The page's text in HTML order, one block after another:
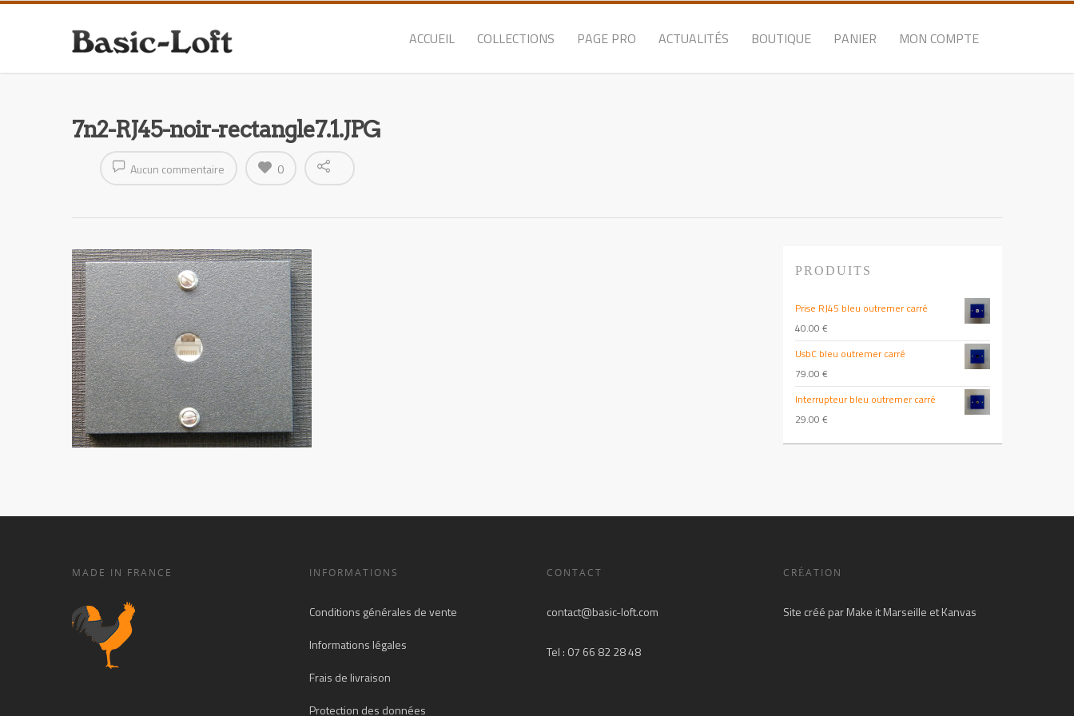
ACCUEIL COLLECTIONS PAGE PRO ACTUALITÉS BOUTIQUE PANIER MON COMPTE
7n2-RJ45-noir-rectangle7.1.JPG
Aucun commentaire 0
PRODUITS
Prise RJ45 bleu outremer carré
40.00€
UsbC bleu outremer carré
79.00€
Interrupteur bleu outremer carré
29.00€
MADE IN FRANCE INFORMATIONS
Conditions générales de vente
Informations légales
Frais de livraison
Protection des données
CONTACT
contact@basic-loft.com
Tel : 07 66 82 28 48
CRÉATION
Site créé parMake it Marseille etKanvas